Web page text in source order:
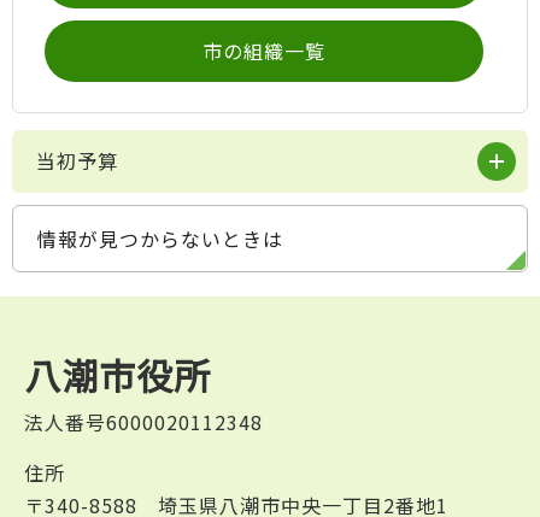
市の組織一覧
当初予算
情報が見つからないときは
八潮市役所
法人番号6000020112348
住所
〒340-8588 埼玉県八潮市中央一丁目2番地1